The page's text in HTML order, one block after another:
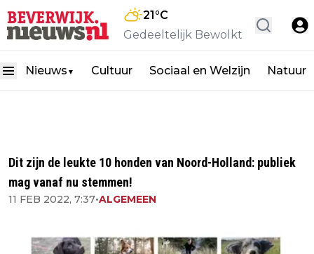
21°C
Gedeeltelijk Bewolkt
Nieuws ▼ Cultuur Sociaal en Welzijn Natuur
Dit zijn de leukte 10 honden van Noord-Holland: publiek
mag vanaf nu stemmen!
11 FEB 2022, 7:37•ALGEMEEN